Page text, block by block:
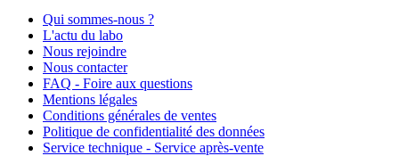
Qui sommes-nous ?
L'actu du labo
Nous rejoindre
Nous contacter
FAQ - Foire aux questions
Mentions légales
Conditions générales de ventes
Politique de confidentialité des données
Service technique - Service après-vente